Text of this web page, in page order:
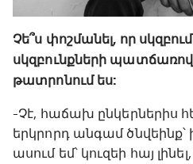
Չե՞ս փոշմանել, որ
սկզբունքների
թատրոնում ես:
-Չէ, հաճախ ընկերներիս
երկրորդ անգամ ծնվեինք՝
ասում եմ՝ կուզեի հայ